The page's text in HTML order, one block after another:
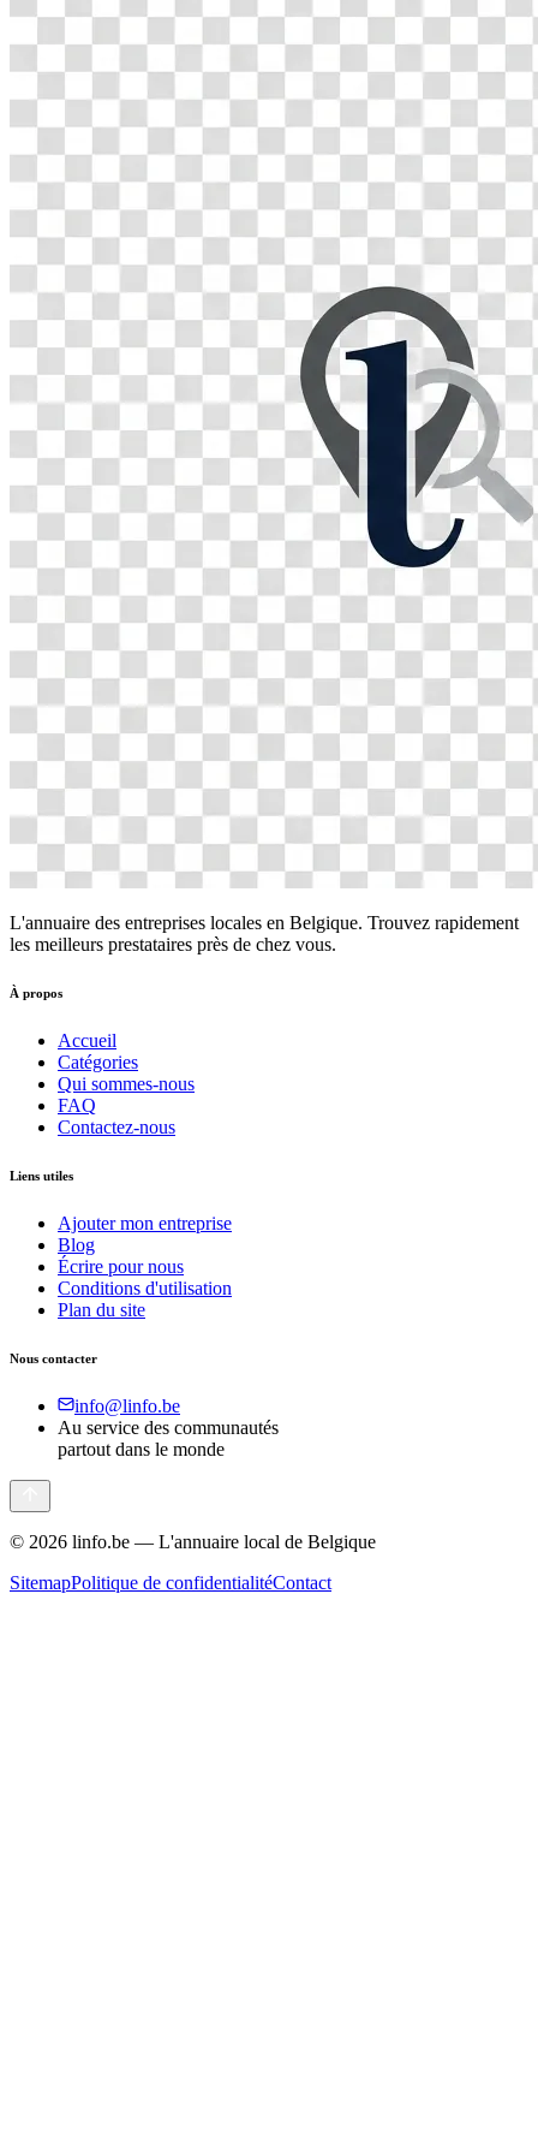
L'annuaire des entreprises locales en Belgique. Trouvez rapidement
les meilleurs prestataires près de chez vous.
À propos
Accueil
Catégories
Qui sommes-nous
FAQ
Contactez-nous
Liens utiles
Ajouter mon entreprise
Blog
Écrire pour nous
Conditions d'utilisation
Plan du site
Nous contacter
info@linfo.be
Au service des communautés
partout dans le monde
© 2026 linfo.be — L'annuaire local de Belgique
SitemapPolitique de confidentialitéContact